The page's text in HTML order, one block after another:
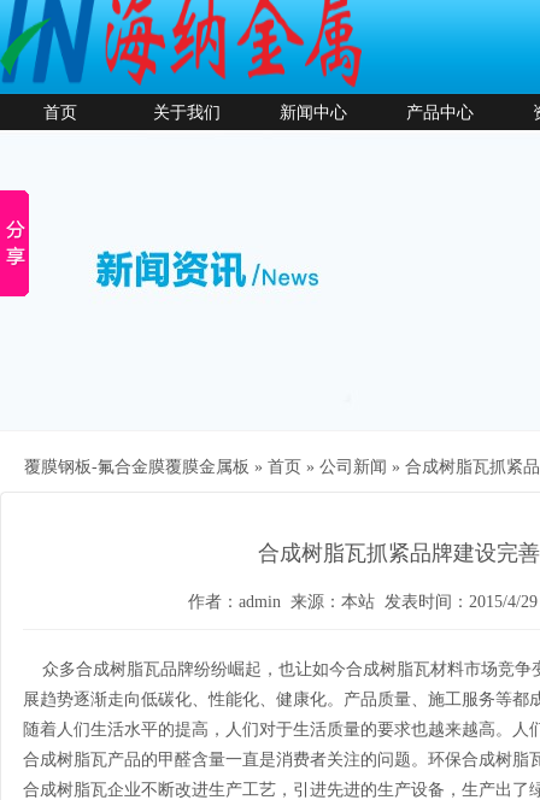
首页 关于我们 新闻中心 产品中心
覆膜钢板-氟合金膜覆膜金属板 » 首页 » 公司新闻 » 合成树脂瓦抓紧
合成树脂瓦抓紧品牌建设完
作者：admin 来源：本站 发表时间：2015/4/
众多合成树脂瓦品牌纷纷崛起，也让如今合成树脂瓦材料市场竞争
展趋势逐渐走向低碳化、性能化、健康化。产品质量、施工服务等
随着人们生活水平的提高，人们对于生活质量的要求也越来越高。
合成树脂瓦产品的甲醛含量一直是消费者关注的问题。环保合成树脂
合成树脂瓦企业不断改进生产工艺，引进先进的生产设备，生产出了